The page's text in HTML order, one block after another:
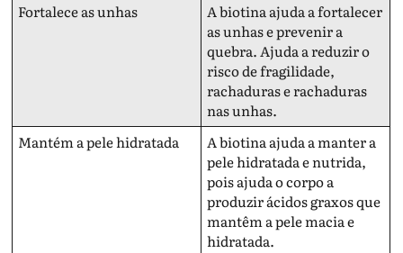
Fortalece as unhas
A biotina ajuda a fortalecer
as unhas e prevenir a
quebra. Ajuda a reduzir o
risco de fragilidade,
rachaduras e rachaduras
nas unhas.
Mantém a pele hidratada
A biotina ajuda a manter a
pele hidratada e nutrida,
pois ajuda o corpo a
produzir ácidos graxos que
mantêm a pele macia e
hidratada.